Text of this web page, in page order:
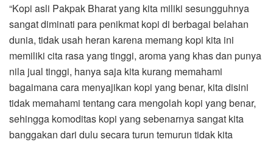
“Kopi asli Pakpak Bharat yang kita miliki sesungguhnya
sangat diminati para penikmat kopi di berbagai belahan
dunia, tidak usah heran karena memang kopi kita ini
memiliki cita rasa yang tinggi, aroma yang khas dan punya
nila jual tinggi, hanya saja kita kurang memahami
bagaimana cara menyajikan kopi yang benar, kita disini
tidak memahami tentang cara mengolah kopi yang benar,
sehingga komoditas kopi yang sebenarnya sangat kita
banggakan dari dulu secara turun temurun tidak kita